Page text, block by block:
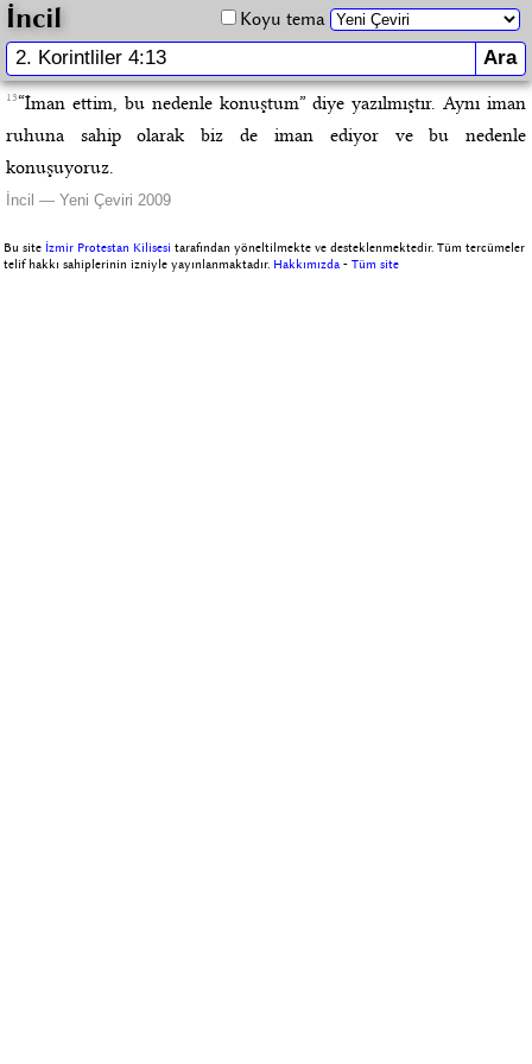
İncil Koyu tema
13“İman ettim, bu nedenle konuştum” diye yazılmıştır. Aynı iman
ruhuna sahip olarak biz de iman ediyor ve bu nedenle
konuşuyoruz.
İncil — Yeni Çeviri 2009
Bu site İzmir Protestan Kilisesi tarafından yöneltilmekte ve desteklenmektedir. Tüm tercümeler
telif hakkı sahiplerinin izniyle yayınlanmaktadır. Hakkımızda -Tüm site